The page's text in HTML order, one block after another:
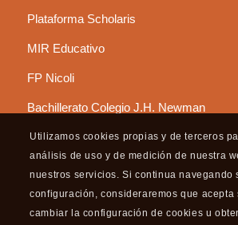
Plataforma Scholaris
MIR Educativo
FP Nicoli
Bachillerato Colegio J.H. Newman
Utilizamos cookies propias y de terceros
análisis de uso y de medición de nuestra
nuestros servicios. Si continua navegando
configuración, consideraremos que acepta
cambiar la configuración de cookies u